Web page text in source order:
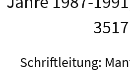
3517
Schriftleitung: